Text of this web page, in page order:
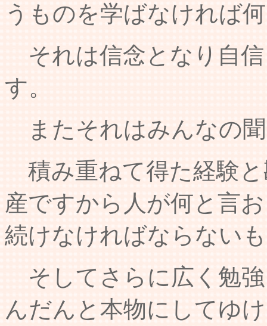
うものを学ばなければ
それは信念となり自
す。
またそれはみんなの
積み重ねて得た経験
産ですから人が何と言
続けなければならない
そしてさらに広く勉
んだんと本物にしてゆ